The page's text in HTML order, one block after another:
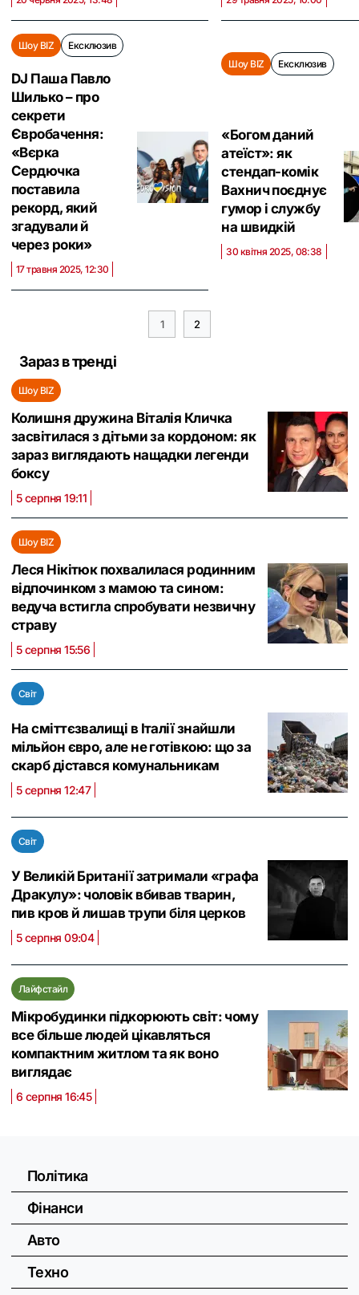
Шоу BIZ Ексклюзив
DJ Паша Павло
Шилько – про
секрети
Євробачення:
«Вєрка
Сердючка
поставила
рекорд, який
згадували й
через роки»
17 травня 2025, 12:30
Шоу BIZ Ексклюзив
«Богом даний
атеїст»: як
стендап-комік
Вахнич поєднує
гумор і службу
на швидкій
30 квітня 2025, 08:38
1 2
Зараз в тренді
Шоу BIZ
Колишня дружина Віталія Кличка
засвітилася з дітьми за кордоном: як
зараз виглядають нащадки легенди
боксу
5 серпня 19:11
Шоу BIZ
Леся Нікітюк похвалилася родинним
відпочинком з мамою та сином:
ведуча встигла спробувати незвичну
страву
5 серпня 15:56
Світ
На сміттєзвалищі в Італії знайшли
мільйон євро, але не готівкою: що за
скарб дістався комунальникам
5 серпня 12:47
Світ
У Великій Британії затримали «графа
Дракулу»: чоловік вбивав тварин,
пив кров й лишав трупи біля церков
5 серпня 09:04
Лайфстайл
Мікробудинки підкорюють світ: чому
все більше людей цікавляться
компактним житлом та як воно
виглядає
6 серпня 16:45
Політика
Фінанси
Авто
Техно